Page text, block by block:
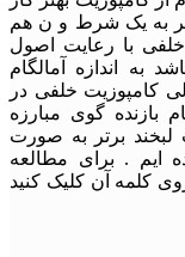
به یک شرط و ن هم
با رعایت اصول
اندازه آمالگام
کامپوزیت خلفی در
بازنده گوی مبارزه
برتر به صورت
ایم . برای مطالعه
کلمه آن کلیک کنید